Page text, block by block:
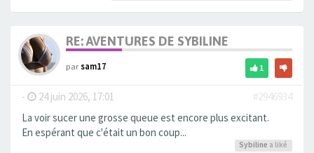
RE: AVENTURES DE SYBILINE
parsam17 1
- 24 juin 2026, 17:01
#2946934
La voir sucer une grosse queue est encore plus excitant.
En espérant que c'était un bon coup...
Sybiline a liké